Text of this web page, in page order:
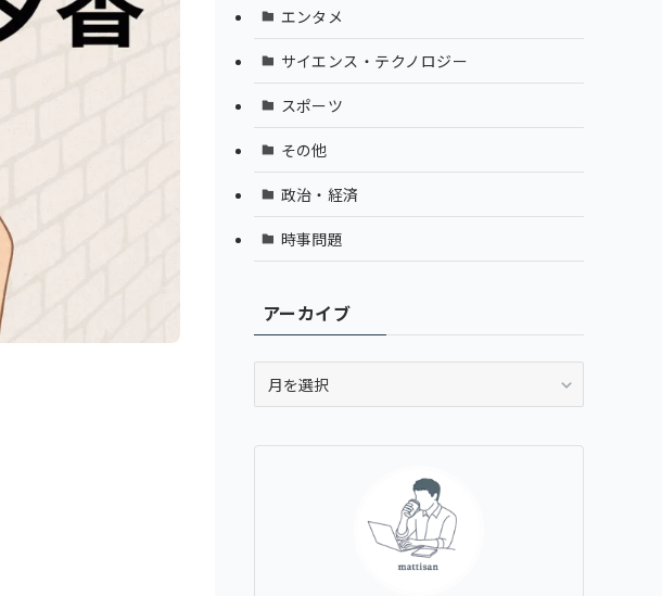
エンタメ
サイエンス・テクノロジー
スポーツ
その他
政治・経済
時事問題
アーカイブ
ー
イ